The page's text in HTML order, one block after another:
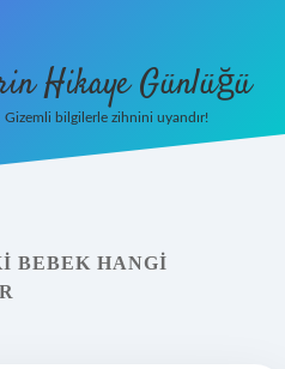
Hikaye Günlüğü
Gizemli bilgilerle zihnini uyandır!
BEBEK HANGI